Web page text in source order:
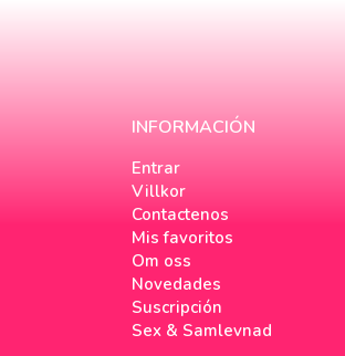
INFORMACIÓN
Entrar
Villkor
Contactenos
Mis favoritos
Om oss
Novedades
Suscripción
Sex & Samlevnad